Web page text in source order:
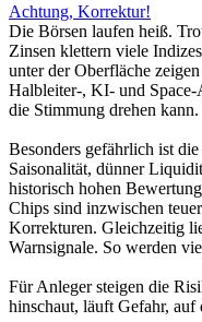
Achtung, Korrektur!
Die Börsen laufen heiß.
Zinsen klettern viele
unter der Oberfläche
Halbleiter-, KI- und
die Stimmung drehen kann.
Besonders gefährlich ist
Saisonalität, dünner
historisch hohen
Chips sind inzwischen
Korrekturen. Gleichzeitig
Warnsignale. So werden
Für Anleger steigen die
hinschaut, läuft Gefahr,